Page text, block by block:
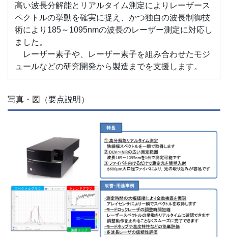
高い波長分解能とリアルタイム測定によりレーザース
ペクトルの挙動を確実に捉え、かつ独自の波長制御技
術により185～1095nmの波長のレーザー測定に対応し
ました。
レーザー素子や、レーザー素子を組み合わせたモジ
ュールなどの研究開発から製造までを支援します。
写真・図（要点説明）